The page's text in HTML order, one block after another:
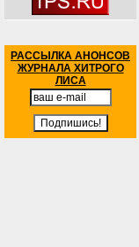
РАССЫЛКА АНОНСОВ
ЖУРНАЛА ХИТРОГО
ЛИСА